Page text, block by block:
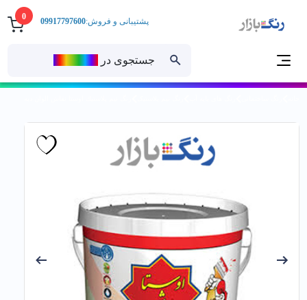
0
جستجوی در
پشتیبانی و فروش:09917797600